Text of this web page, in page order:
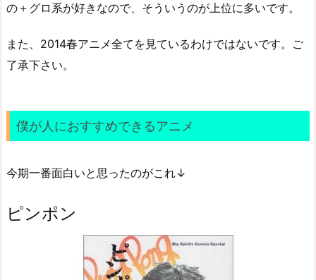
の＋グロ系が好きなので、そういうのが上位に多いです。
また、2014春アニメ全てを見ているわけではないです。ご
了承下さい。
僕が人におすすめできるアニメ
今期一番面白いと思ったのがこれ↓
ピンポン